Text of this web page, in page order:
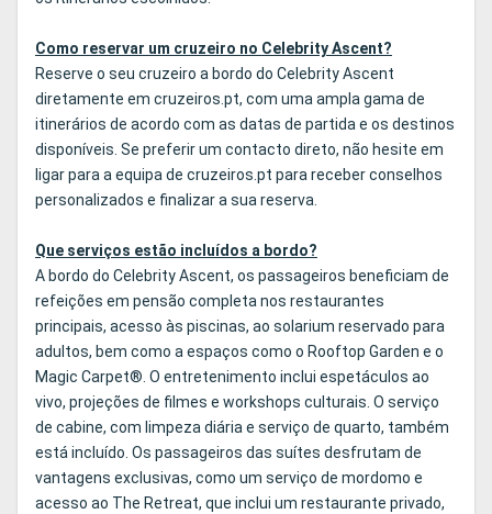
Como reservar um cruzeiro no Celebrity Ascent?
Reserve o seu cruzeiro a bordo do Celebrity Ascent
diretamente em cruzeiros.pt, com uma ampla gama de
itinerários de acordo com as datas de partida e os destinos
disponíveis. Se preferir um contacto direto, não hesite em
ligar para a equipa de cruzeiros.pt para receber conselhos
personalizados e finalizar a sua reserva.
Que serviços estão incluídos a bordo?
A bordo do Celebrity Ascent, os passageiros beneficiam de
refeições em pensão completa nos restaurantes
principais, acesso às piscinas, ao solarium reservado para
adultos, bem como a espaços como o Rooftop Garden e o
Magic Carpet®. O entretenimento inclui espetáculos ao
vivo, projeções de filmes e workshops culturais. O serviço
de cabine, com limpeza diária e serviço de quarto, também
está incluído. Os passageiros das suítes desfrutam de
vantagens exclusivas, como um serviço de mordomo e
acesso ao The Retreat, que inclui um restaurante privado,